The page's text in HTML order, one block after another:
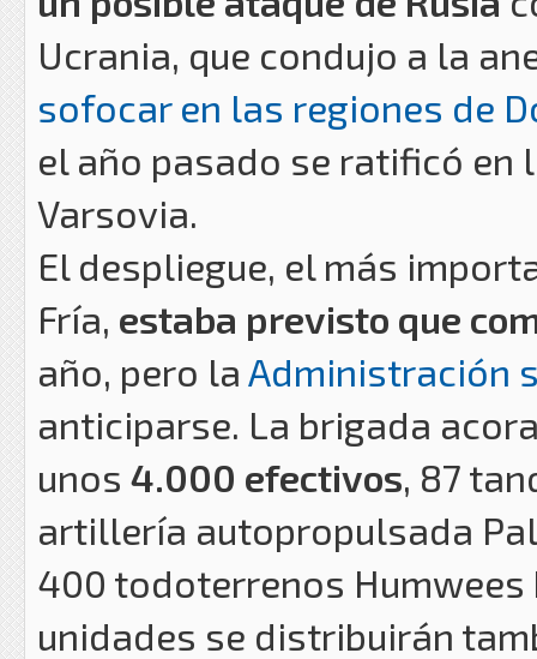
Ucrania, que condujo a la
sofocar en las regiones de
el año pasado se ratificó en
Varsovia.
El despliegue, el más
Fría, estaba previsto que
año, pero la Administración
anticiparse. La brigada
unos 4.000 efectivos, 87
artillería autopropulsada
400 todoterrenos Humwees
unidades se distribuirán